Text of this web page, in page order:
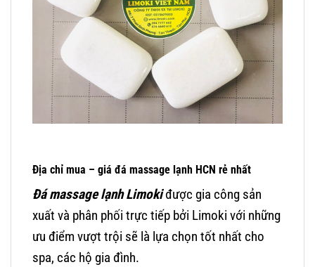
Địa chỉ mua – giá đá massage lạnh HCN rẻ nhất
Đá massage lạnh Limokiđược gia công sản
xuất và phân phối trực tiếp bởi Limoki với những
ưu điểm vượt trội sẽ là lựa chọn tốt nhất cho
spa, các hộ gia đình.